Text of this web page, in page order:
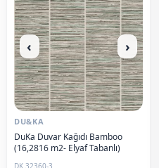
‹ ›
DU&KA
DuKa Duvar Kağıdı Bamboo
(16,2816 m2- Elyaf Tabanlı)
DK.32360-3